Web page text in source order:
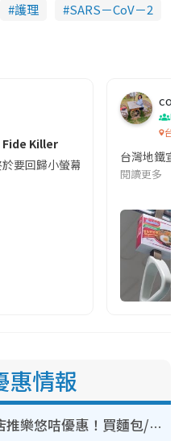
護理 SARS－CoV－2
Fide Killer
要回歸小螢幕啦!這次的劇本改編
co
吹
台灣
台灣地鐵宣
閱讀更多
惠情報
長者優惠｜OK便利店推樂悠咭優惠！買麵包/牛奶/保健品拍卡即減